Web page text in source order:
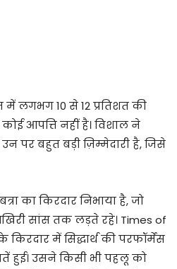
लगभग 10 से 12 प्रतिशत की
आपत्ति नहीं है। विशाल ने
पर बहुत बड़ी ज़िम्मेदारी है, जिसे
का किरदार निभाया है, जो
सांस तक लड़ते रहे। Times of
में सिद्धार्थ की परफॉर्मेंस
हुई। उसने किसी भी पहलू को